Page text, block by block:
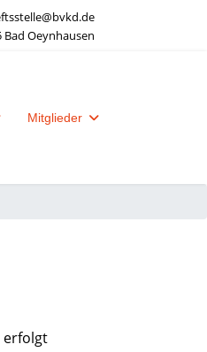
Bad Oeynhausen
Mitglieder
erfolgt